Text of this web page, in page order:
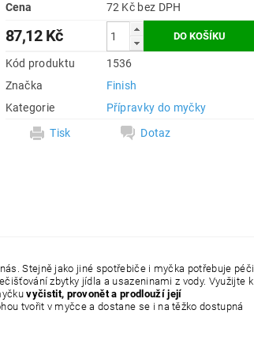
Cena
72 Kč bez DPH
87,12 Kč
Kód produktu
1536
Značka
Finish
Kategorie
Přípravky do myčky
Tisk
Dotaz
Stejně jako jiné spotřebiče i myčka potřebuje péči
zbytky jídla a usazeninami z vody. Využijte k
vyčistit, provonět a prodlouží její
tvořit v myčce a dostane se i na těžko dostupná